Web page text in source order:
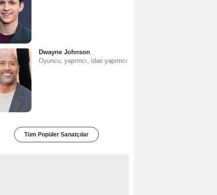
Dwayne Johnson
Oyuncu, yapımcı, i̇dari yapımcı
Tüm Popüler Sanatçılar